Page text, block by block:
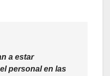
a estar
personal en las